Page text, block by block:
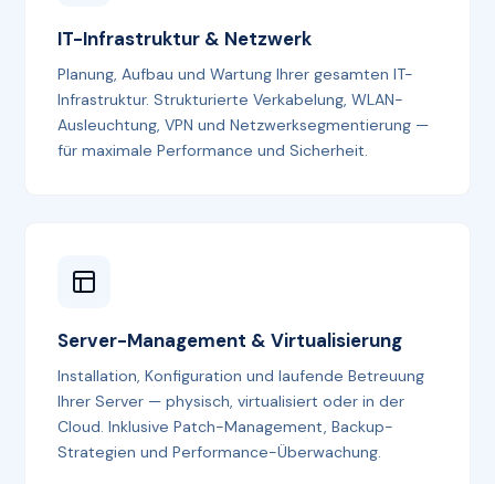
IT-Infrastruktur & Netzwerk
Planung, Aufbau und Wartung Ihrer gesamten IT-
Infrastruktur. Strukturierte Verkabelung, WLAN-
Ausleuchtung, VPN und Netzwerksegmentierung —
für maximale Performance und Sicherheit.
Server-Management & Virtualisierung
Installation, Konfiguration und laufende Betreuung
Ihrer Server — physisch, virtualisiert oder in der
Cloud. Inklusive Patch-Management, Backup-
Strategien und Performance-Überwachung.